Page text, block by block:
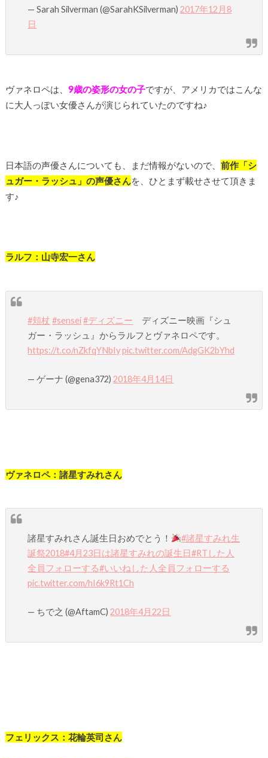
— Sarah Silverman (@SarahKSilverman)2017年12月8
日
ヴァネロペは、 9歳の姿形の女の子ですが、アメリカではこんな
に大人っぽい女優さんが演じられていたのですね♪
日本語の声優さんについても、まだ情報がないので、 前作「シ
ュガー・ラッシュ」の声優さんを、ひとまず載せさせて頂きま
す♪
ラルフ：山寺宏一さん
#頬杖 #sensei #ディズニー ディズニー映画『シュ
ガー・ラッシュ』からラルフとヴァネロペです。
https://t.co/nZkfqYNbIy pic.twitter.com/AdgGK2bYhd
— ゲーナ (@gena372)2018年4月14日
ヴァネロペ：諸星すみれさん
諸星すみれさん誕生日おめでとう！
#諸星すみれ生
誕祭2018#4月23日は諸星すみれの誕生日#RTした人
全員フォローする#いいねした人全員フォローする
pic.twitter.com/hI6k9Rt1Ch
— ちで之 (@AftamC)2018年4月22日
フェリックス：花輪英司さん